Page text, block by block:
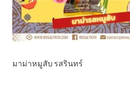
มาม่าหมูสับ รสรินทร์